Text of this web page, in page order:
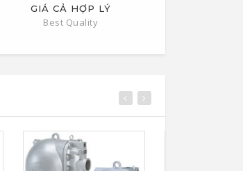
GIÁ CẢ HỢP LÝ
Best Quality